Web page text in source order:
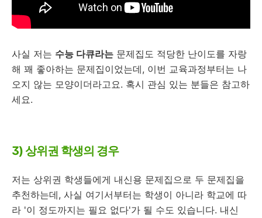
사실 저는 수능 다큐라는 문제집도 적당한 난이도를 자랑
해 꽤 좋아하는 문제집이었는데, 이번 교육과정부터는 나
오지 않는 모양이더라고요. 혹시 관심 있는 분들은 참고하
세요.
3) 상위권 학생의 경우
저는 상위권 학생들에게 내신용 문제집으로 두 문제집을
추천하는데, 사실 여기서부터는 학생이 아니라 학교에 따
라 '이 정도까지는 필요 없다'가 될 수도 있습니다. 내신